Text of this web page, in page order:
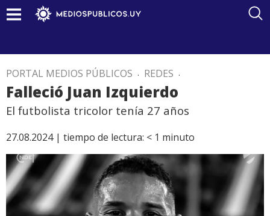
PORTAL MEDIOS PÚBLICOS . REDES .
Falleció Juan Izquierdo
El futbolista tricolor tenía 27 años
27.08.2024 | tiempo de lectura: < 1 minuto